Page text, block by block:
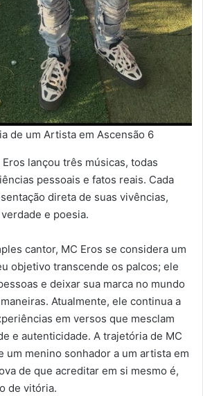
de um Artista em Ascensão 6
lançou três músicas, todas
pessoais e fatos reais. Cada
direta de suas vivências,
e poesia.
cantor, MC Eros se considera um
objetivo transcende os palcos; ele
e deixar sua marca no mundo
Atualmente, ele continua a
em versos que mesclam
e autenticidade. A trajetória de MC
um menino sonhador a um artista em
de que acreditar em si mesmo é,
de vitória.